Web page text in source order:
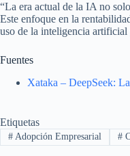
“La era actual de la IA no
Este enfoque en la
uso de la inteligencia
Fuentes
Xataka – DeepSeek:
Etiquetas
#Adopción Empresarial #